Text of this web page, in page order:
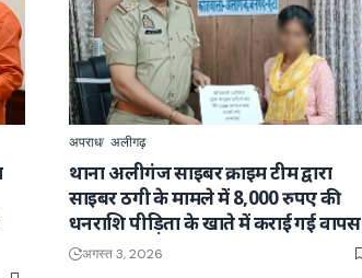
अपराध अलीगढ़
थाना अलीगंज साइबर क्राइम टीम द्वारा
साइबर ठगी के मामले में 8,000 रुपए की
धनराशि पीड़िता के खाते में कराई गई वापस
अगस्त 3, 2026